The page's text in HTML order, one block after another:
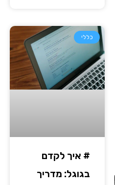
כללי
# איך לקדם
בגוגל: מדריך